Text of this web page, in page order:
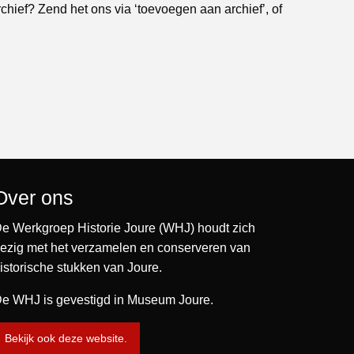
Zend het ons via ‘toevoegen aan archief’, of
ons
Werkgroep Historie Joure (WHJ) houdt zich
met het verzamelen en conserveren van
stukken van Joure.
WHJ is gevestigd in Museum Joure.
Bekijk ook deze website.